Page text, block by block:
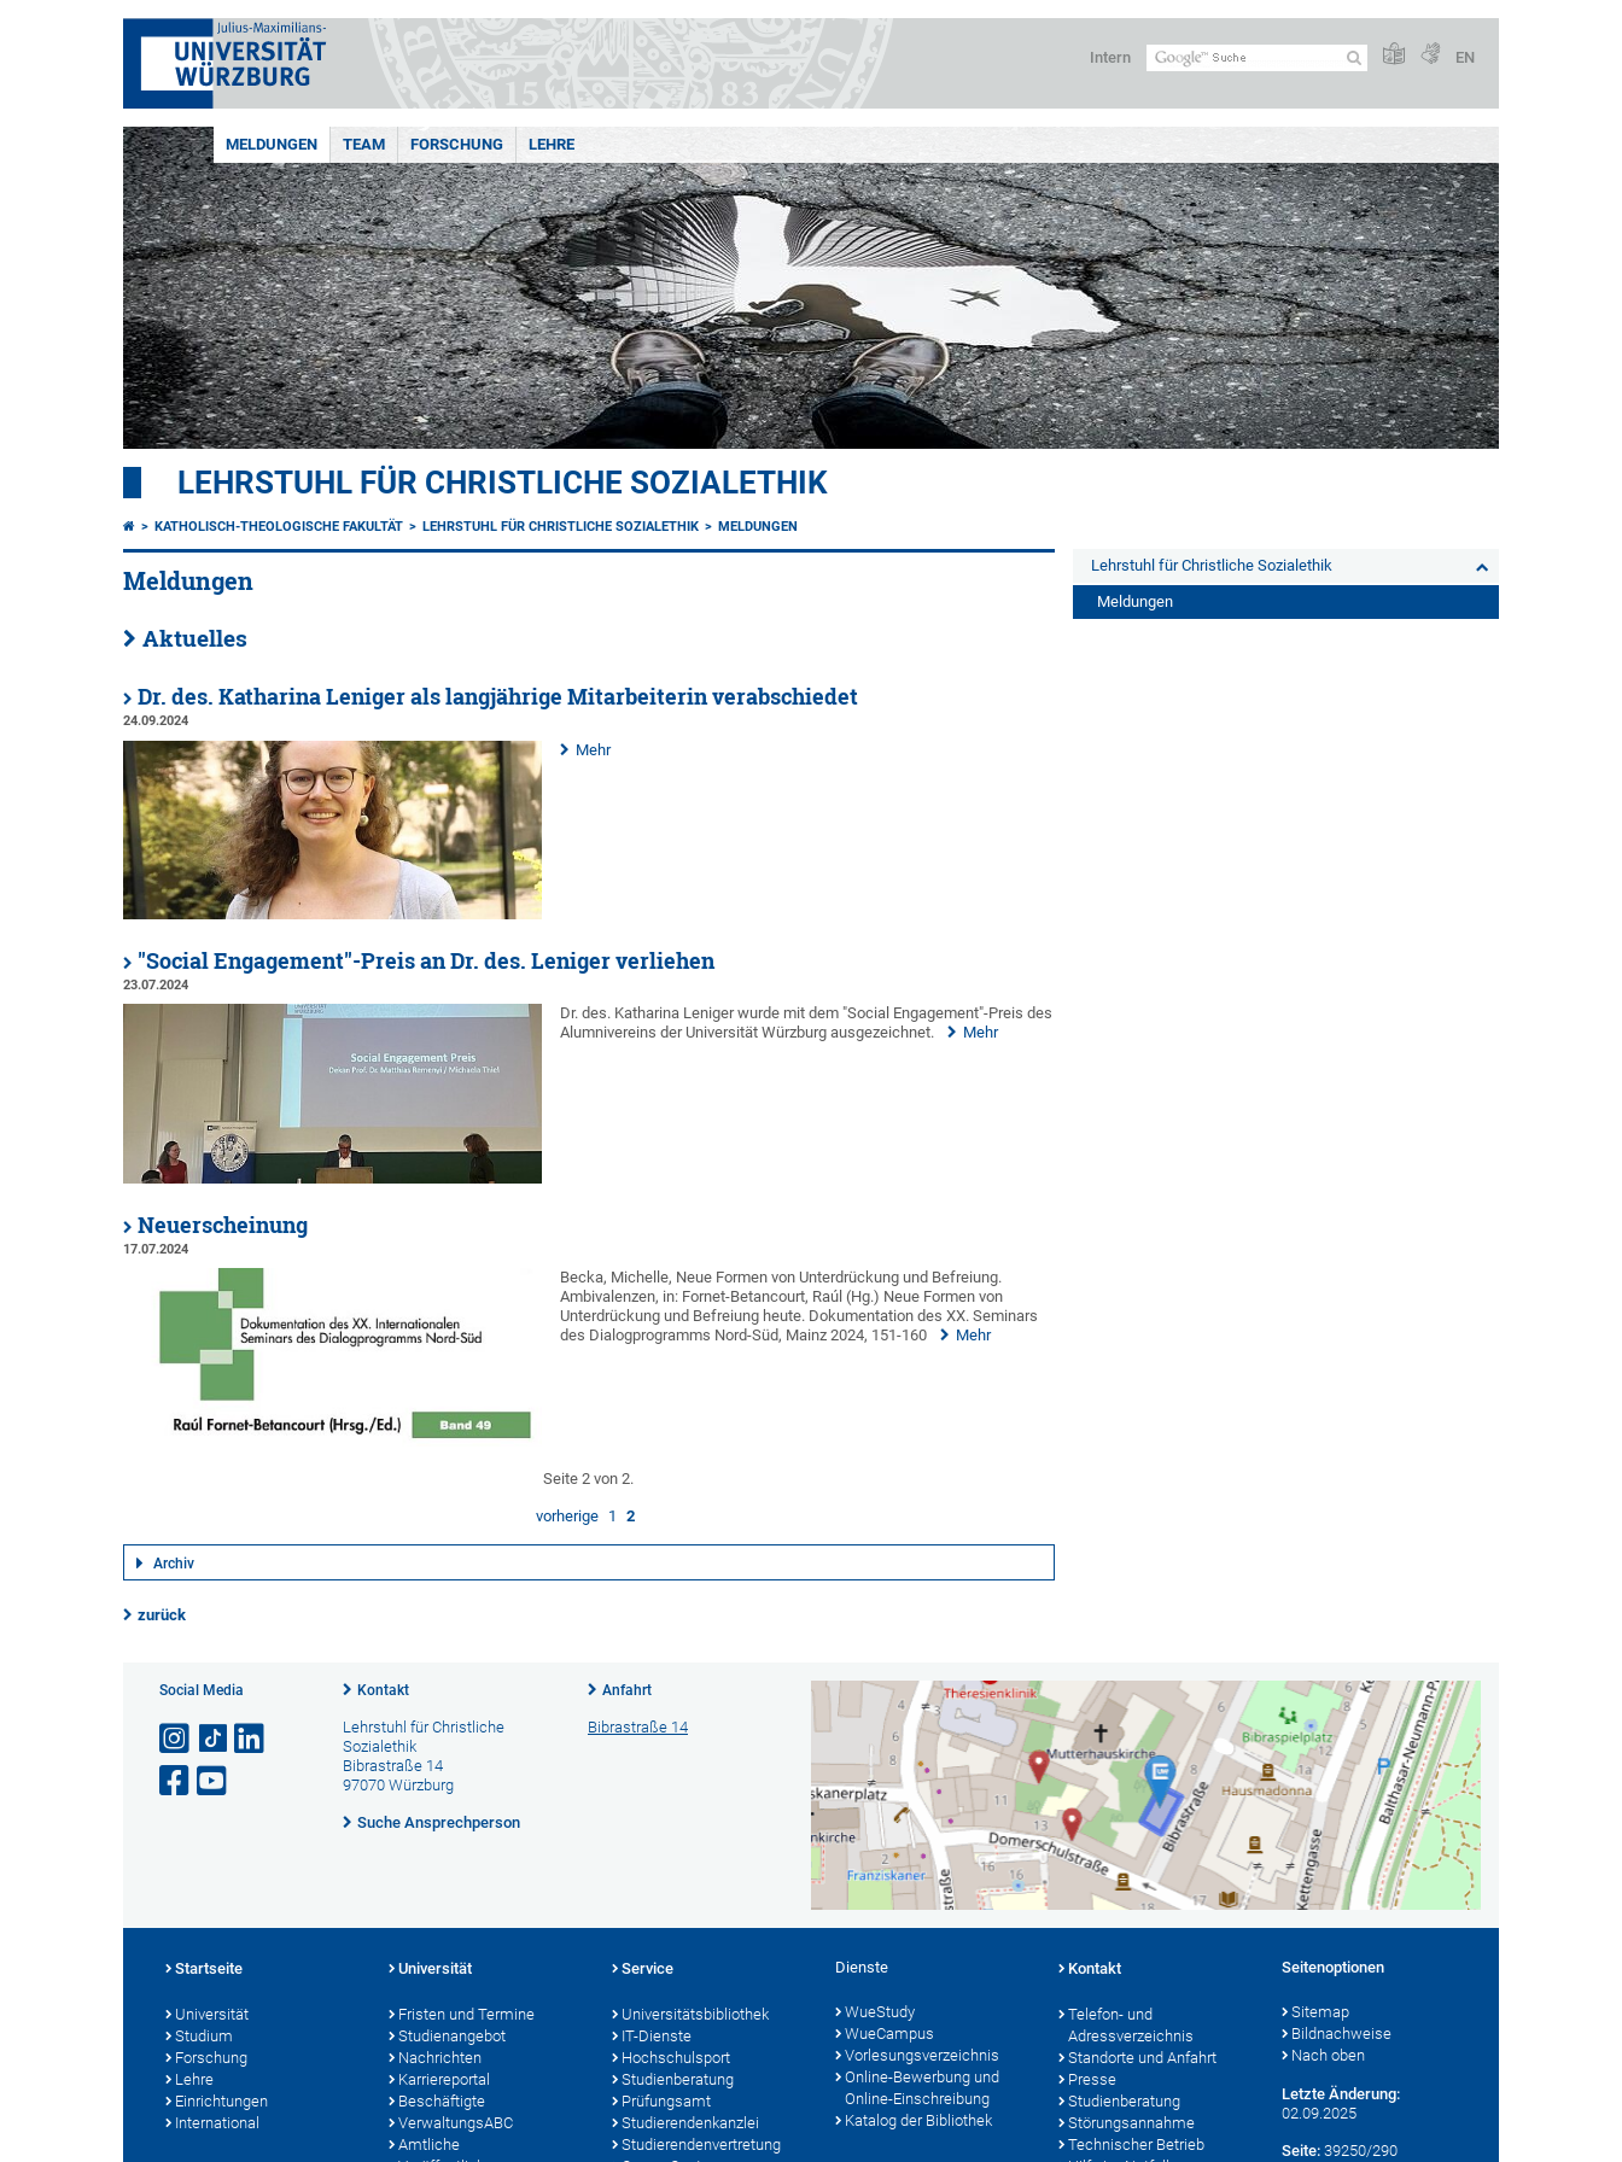
Intern EN
MELDUNGEN TEAM FORSCHUNG LEHRE
LEHRSTUHL FÜR CHRISTLICHE SOZIALETHIK
KATHOLISCH-THEOLOGISCHE FAKULTÄT LEHRSTUHL FÜR CHRISTLICHE SOZIALETHIK MELDUNGEN
Meldungen
Aktuelles
Dr. des. Katharina Leniger als langjährige Mitarbeiterin verabschiedet
24.09.2024
Mehr
"Social Engagement"-Preis an Dr. des. Leniger verliehen
23.07.2024
Dr. des. Katharina Leniger wurde mit dem "Social Engagement"-Preis des
Alumnivereins der Universität Würzburg ausgezeichnet.
Mehr
Neuerscheinung
17.07.2024
Becka, Michelle, Neue Formen von Unterdrückung und Befreiung.
Ambivalenzen, in: Fornet-Betancourt, Raúl (Hg.) Neue Formen von
Unterdrückung und Befreiung heute. Dokumentation des XX. Seminars
des Dialogprogramms Nord-Süd, Mainz 2024, 151-160
Mehr
Seite 2 von 2.
vorherige 1 2
Archiv
zurück
Lehrstuhl für Christliche Sozialethik
Meldungen
Social Media Kontakt
Lehrstuhl für Christliche
Sozialethik
Bibrastraße 14
97070 Würzburg
Suche Ansprechperson
Anfahrt
Bibrastraße 14
Startseite
Universität
Studium
Forschung
Lehre
Einrichtungen
International
Universität
Fristen und Termine
Studienangebot
Nachrichten
Karriereportal
Beschäftigte
VerwaltungsABC
Amtliche
Service
Universitätsbibliothek
IT-Dienste
Hochschulsport
Studienberatung
Prüfungsamt
Studierendenkanzlei
Studierendenvertretung
Dienste
WueStudy
WueCampus
Vorlesungsverzeichnis
Online-Bewerbung und
Online-Einschreibung
Katalog der Bibliothek
Kontakt
Telefon- und
Adressverzeichnis
Standorte und Anfahrt
Presse
Studienberatung
Störungsannahme
Technischer Betrieb
Seitenoptionen
Sitemap
Bildnachweise
Nach oben
Letzte Änderung:
02.09.2025
Seite: 39250/290